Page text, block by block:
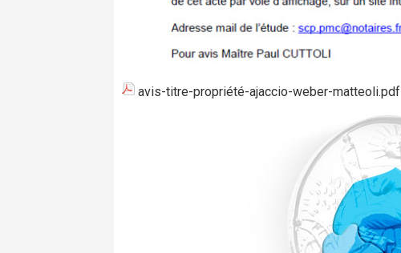
avis-titre-propriété-ajaccio-weber-matteoli.pdf